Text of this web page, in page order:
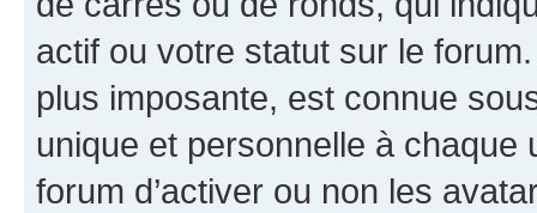
actif ou votre statut sur le
plus imposante, est connue
unique et personnelle à chaque
forum d’activer ou non les